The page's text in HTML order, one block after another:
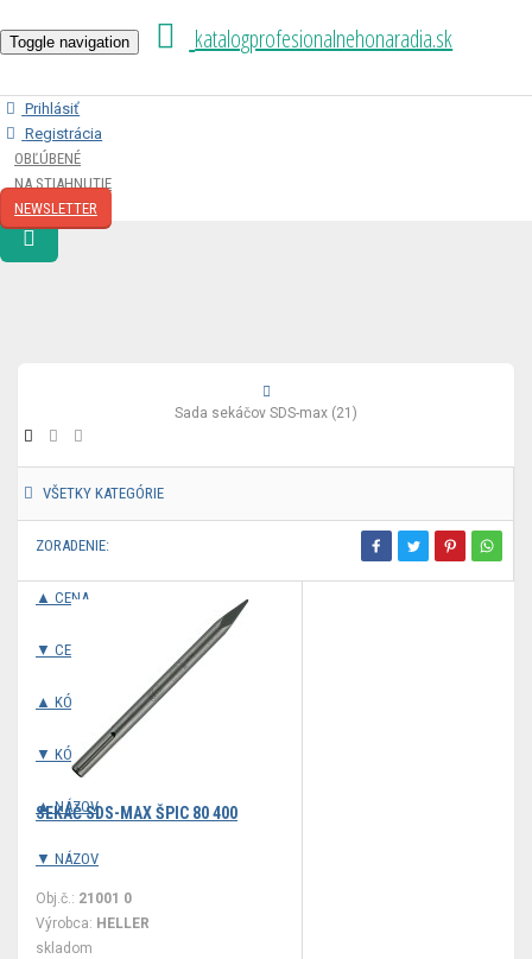
Toggle navigation katalogprofesionalnehonaradia.sk
Prihlásiť
Registrácia
OBĽÚBENÉ
NA STIAHNUTIE
NEWSLETTER
Sada sekáčov SDS-max (21)
VŠETKY KATEGÓRIE
ZORADENIE:
▲ CENA
▼ CENA
▲ KÓD
▼ KÓD
▲ NÁZOV
▼ NÁZOV
SEKÁČ SDS-MAX ŠPIC 80 400
Obj.č.: 21001 0
Výrobca: HELLER
skladom